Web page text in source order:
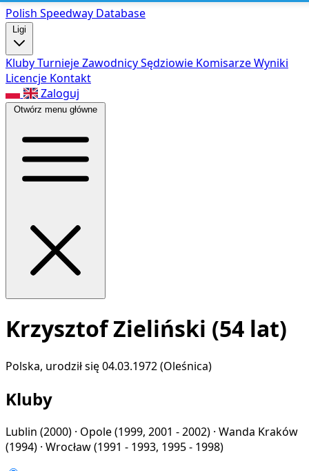
Polish Speedway Database
Ligi
KlubyTurniejeZawodnicySędziowie KomisarzeWyniki
Licencje Kontakt
Zaloguj
Otwórz menu główne
Krzysztof Zieliński (54 lat)
Polska, urodził się 04.03.1972 (Oleśnica)
Kluby
Lublin (2000) · Opole(1999, 2001 - 2002) · Wanda Kraków
(1994) · Wrocław(1991 - 1993, 1995 - 1998)